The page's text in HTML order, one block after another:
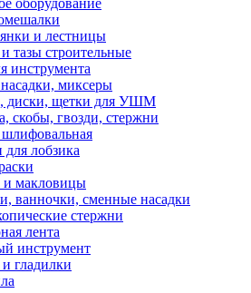
оборудование
и лестницы
тазы строительные
инструмента
миксеры
диски, щетки для УШМ
скобы, гвозди, стержни
лобзика
и макловицы
ванночки, сменные насадки
стержни
лента
инструмент
гладилки